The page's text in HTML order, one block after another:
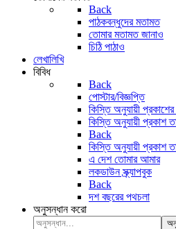
Back
পাঠকবন্ধুদের মতামত
তোমার মতামত জানাও
চিঠি পাঠাও
লেখালিখি
বিবিধ
Back
পোস্টার/বিজ্ঞপ্তি
কিস্তি অনুযায়ী
কিস্তি অনুযায়ী প্রকাশ
Back
কিস্তি অনুযায়ী প্রকাশ
এ দেশ তোমার আমার
লকডাউন স্ক্র্যাপবুক
Back
দশ বছরের পথচলা
অনুসন্ধান করো